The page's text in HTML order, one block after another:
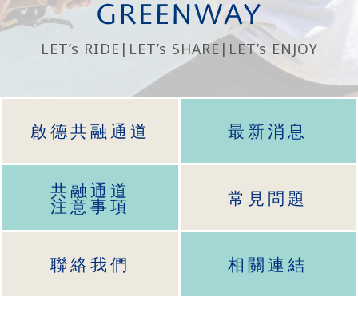
LET’s RIDE | LET’s SHARE | LET’s ENJOY
啟德共融通道 最新消息
共融通道
注意事項 常見問題
聯絡我們 相關連結